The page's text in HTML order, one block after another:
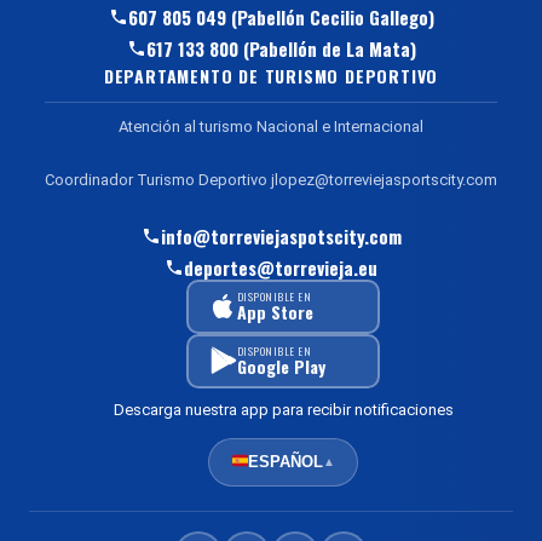
607 805 049 (Pabellón Cecilio Gallego)
617 133 800 (Pabellón de La Mata)
DEPARTAMENTO DE TURISMO DEPORTIVO
Atención al turismo Nacional e Internacional
Coordinador Turismo Deportivo jlopez@torreviejasportscity.com
info@torreviejaspotscity.com
deportes@torrevieja.eu
DISPONIBLE EN
App Store
DISPONIBLE EN
Google Play
Descarga nuestra app para recibir notificaciones
ESPAÑOL▲